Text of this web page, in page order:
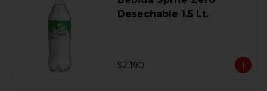
Desechable 1.5 Lt.
$2.190